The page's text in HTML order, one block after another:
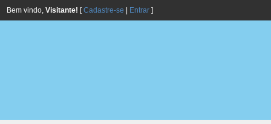
Bem vindo, Visitante! [Cadastre-se Entrar ]